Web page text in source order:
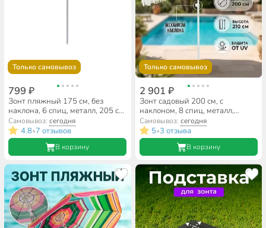
Только самовывоз
799 ₽
Зонт пляжный 175 см, без
наклона, 6 спиц, металл, 205 см,
Ecos, BU-68, 999368
Самовывоз:сегодня
4.8•7 отзывов
В корзину
Только самовывоз
2 901 ₽
Зонт садовый 200 см, с
наклоном, 8 спиц, металл,
Белый с кисточками, XL11009
Самовывоз: сегодня
5•3 отзыва
В корзину